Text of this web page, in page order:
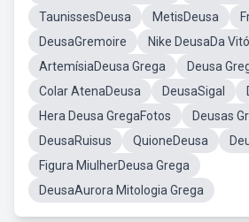
TaunissesDeusa
MetisDeusa
DeusaGremoire
Nike DeusaDa
ArtemísiaDeusa Grega
Deusa
Colar AtenaDeusa
DeusaSigal
Hera Deusa GregaFotos
Deusas
DeusaRuisus
QuioneDeusa
Figura MiulherDeusa Grega
DeusaAurora Mitologia Grega